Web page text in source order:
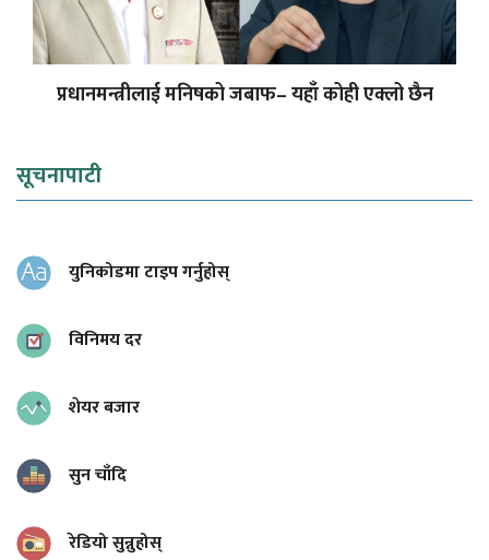
प्रधानमन्त्रीलाई मनिषको जबाफ– यहाँ कोही एक्लो छैन
सूचनापाटी
युनिकोडमा टाइप गर्नुहोस्
विनिमय दर
शेयर बजार
सुन चाँदि
रेडियो सुन्नुहोस्